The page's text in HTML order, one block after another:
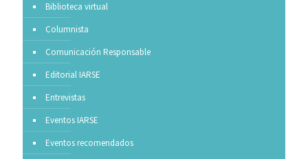
Biblioteca virtual
Columnista
Comunicación Responsable
Editorial IARSE
Entrevistas
Eventos IARSE
Eventos recomendados